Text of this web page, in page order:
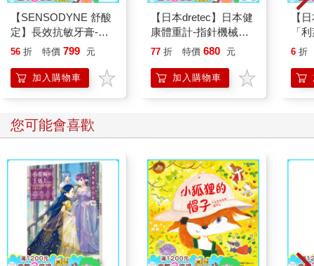
【SENSODYNE 舒酸
定】長效抗敏牙膏-多
元護理120gx6入
56 折 特價 799 元
加入購物車
【日本dretec】日本健
康體重計-指針機械式-
灰色(BS-306GYKO)
77 折 特價 680 元
加入購物車
【
「
式
6 折
您可能會喜歡